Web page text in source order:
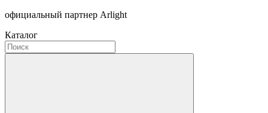
официальный партнер Arlight
Каталог